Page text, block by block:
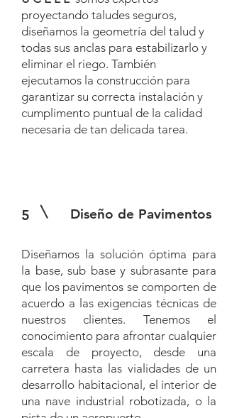
proyectando taludes seguros,
diseñamos la geometría del talud y
todas sus anclas para estabilizarlo y
eliminar el riego. También
ejecutamos la construcción para
garantizar su correcta instalación y
cumplimento puntual de la calidad
necesaria de tan delicada tarea.
5 Diseño de Pavimentos
Diseñamos la solución óptima para
la base, sub base y subrasante para
que los pavimentos se comporten de
acuerdo a las exigencias técnicas de
nuestros clientes. Tenemos el
conocimiento para afrontar cualquier
escala de proyecto, desde una
carretera hasta las vialidades de un
desarrollo habitacional, el interior de
una nave industrial robotizada, o la